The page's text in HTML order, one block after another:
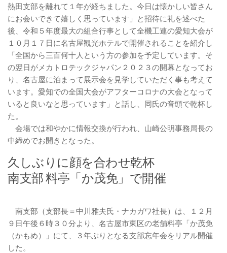
熱田支部を離れて１年が経ちました。今日は懐かしい皆さん
にお会いできて嬉しく思っています」と招待に礼を述べた
後、令和５年度最大の組合行事として全機工連の愛知大会が
１０月１７日に名古屋観光ホテルで開催されることを紹介し
「全国から三百何十人という方の参加を予定しています。そ
の翌日がメカトロテックジャパン２０２３の開幕となってお
り、名古屋に泊まって展示会を見学していただく事も考えて
います。愛知での全国大会がアフターコロナの大会となって
いると良いなと思っています」と話し、同氏の音頭で乾杯し
た。
会場では和やかに情報交換が行われ、山崎公明事務局長の
中締めでお開きとなった。
久しぶりに顔を合わせ乾杯
南支部 料亭「か茂免」で開催
南支部（支部長＝中川雅夫氏・ナカガワ社長）は、１２月
９日午後６時３０分より、名古屋市東区の老舗料亭「か茂免
（かもめ）」にて、３年ぶりとなる支部忘年会をリアル開催
した。